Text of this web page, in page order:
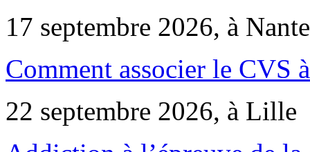
17 septembre 2026, à
Comment associer le CVS
22 septembre 2026, à Lille